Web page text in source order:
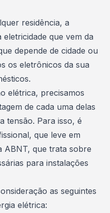
residência, a
eletricidade que vem da
depende de cidade ou
os eletrônicos da sua
elétrica, precisamos
de cada uma delas
tensão. Para isso, é
que leve em
ABNT, que trata sobre
para instalações
as seguintes
elétrica: